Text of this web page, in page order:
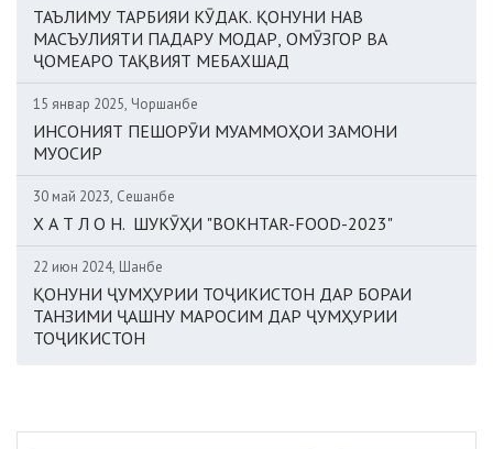
ТАЪЛИМУ ТАРБИЯИ КӮДАК. ҚОНУНИ НАВ
МАСЪУЛИЯТИ ПАДАРУ МОДАР, ОМӮЗГОР ВА
ҶОМЕАРО ТАҚВИЯТ МЕБАХШАД
15 январ 2025, Чоршанбе
ИНСОНИЯТ ПЕШОРӮИ МУАММОҲОИ ЗАМОНИ
МУОСИР
30 май 2023, Сешанбе
Х А Т Л О Н. ШУКӮҲИ "BOKHTAR-FOOD-2023"
22 июн 2024, Шанбе
ҚОНУНИ ҶУМҲУРИИ ТОҶИКИСТОН ДАР БОРАИ
ТАНЗИМИ ҶАШНУ МАРОСИМ ДАР ҶУМҲУРИИ
ТОҶИКИСТОН